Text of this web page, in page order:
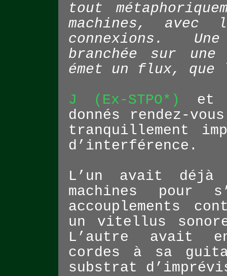
tout
machines, avec
connexions.
branchée sur une
émet un flux,
J (Ex-STPO*)
donnés rendez-
tranquillement
d’interférence.
L’un avait déjà
machines pour
accouplements
un vitellus
L’autre avait
cordes à sa
substrat